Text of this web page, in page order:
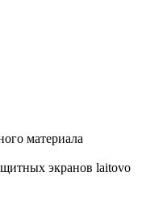
материала
экранов laitovo